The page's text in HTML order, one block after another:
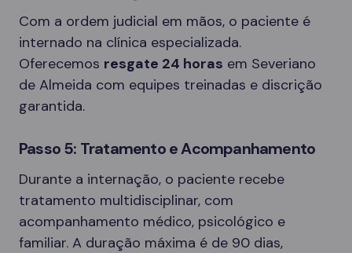
Com a ordem judicial em mãos, o paciente é
internado na clínica especializada.
Oferecemos resgate 24 horas em Severiano
de Almeida com equipes treinadas e discrição
garantida.
Passo 5: Tratamento e Acompanhamento
Durante a internação, o paciente recebe
tratamento multidisciplinar, com
acompanhamento médico, psicológico e
familiar. A duração máxima é de 90 dias,